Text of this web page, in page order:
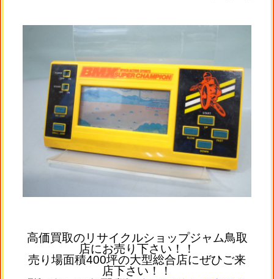
高価買取のリサイクルショップジャム鳥取
店にお売り下さい！！
売り場面積400坪の大型総合店にぜひご来
店下さい！！